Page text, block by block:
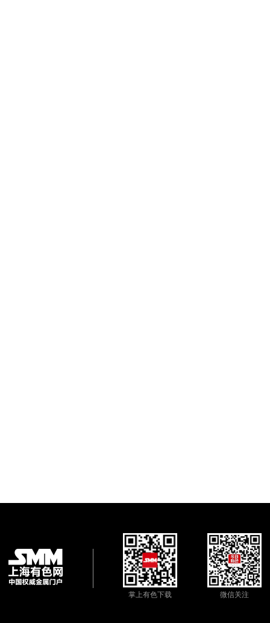
掌上有色下载 微信关注